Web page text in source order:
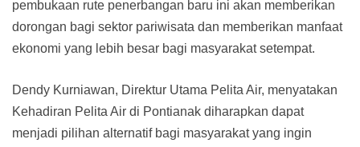
pembukaan rute penerbangan baru ini akan memberikan
dorongan bagi sektor pariwisata dan memberikan manfaat
ekonomi yang lebih besar bagi masyarakat setempat.
Dendy Kurniawan, Direktur Utama Pelita Air, menyatakan
Kehadiran Pelita Air di Pontianak diharapkan dapat
menjadi pilihan alternatif bagi masyarakat yang ingin